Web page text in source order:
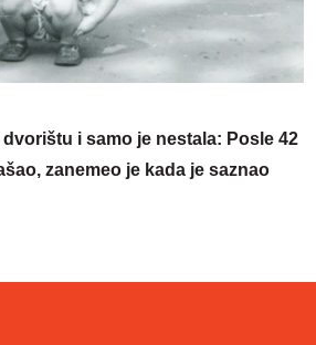
dvorištu i samo je nestala: Posle 42
zanemeo je kada je saznao